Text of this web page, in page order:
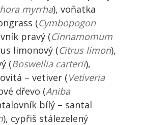
myrrha), voňatka
(Cymbopogon
pravý (Cinnamomum
limonový (Citrus limon),
(Boswellia carterii),
– vetiver (Vetiveria
dřevo (Aniba
bílý – santal
), cypřiš stálezelený